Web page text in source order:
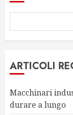
ARTICOLI
Macchinari
durare a lungo